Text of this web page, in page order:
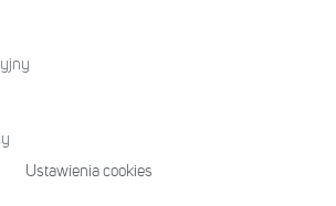
Ustawienia cookies